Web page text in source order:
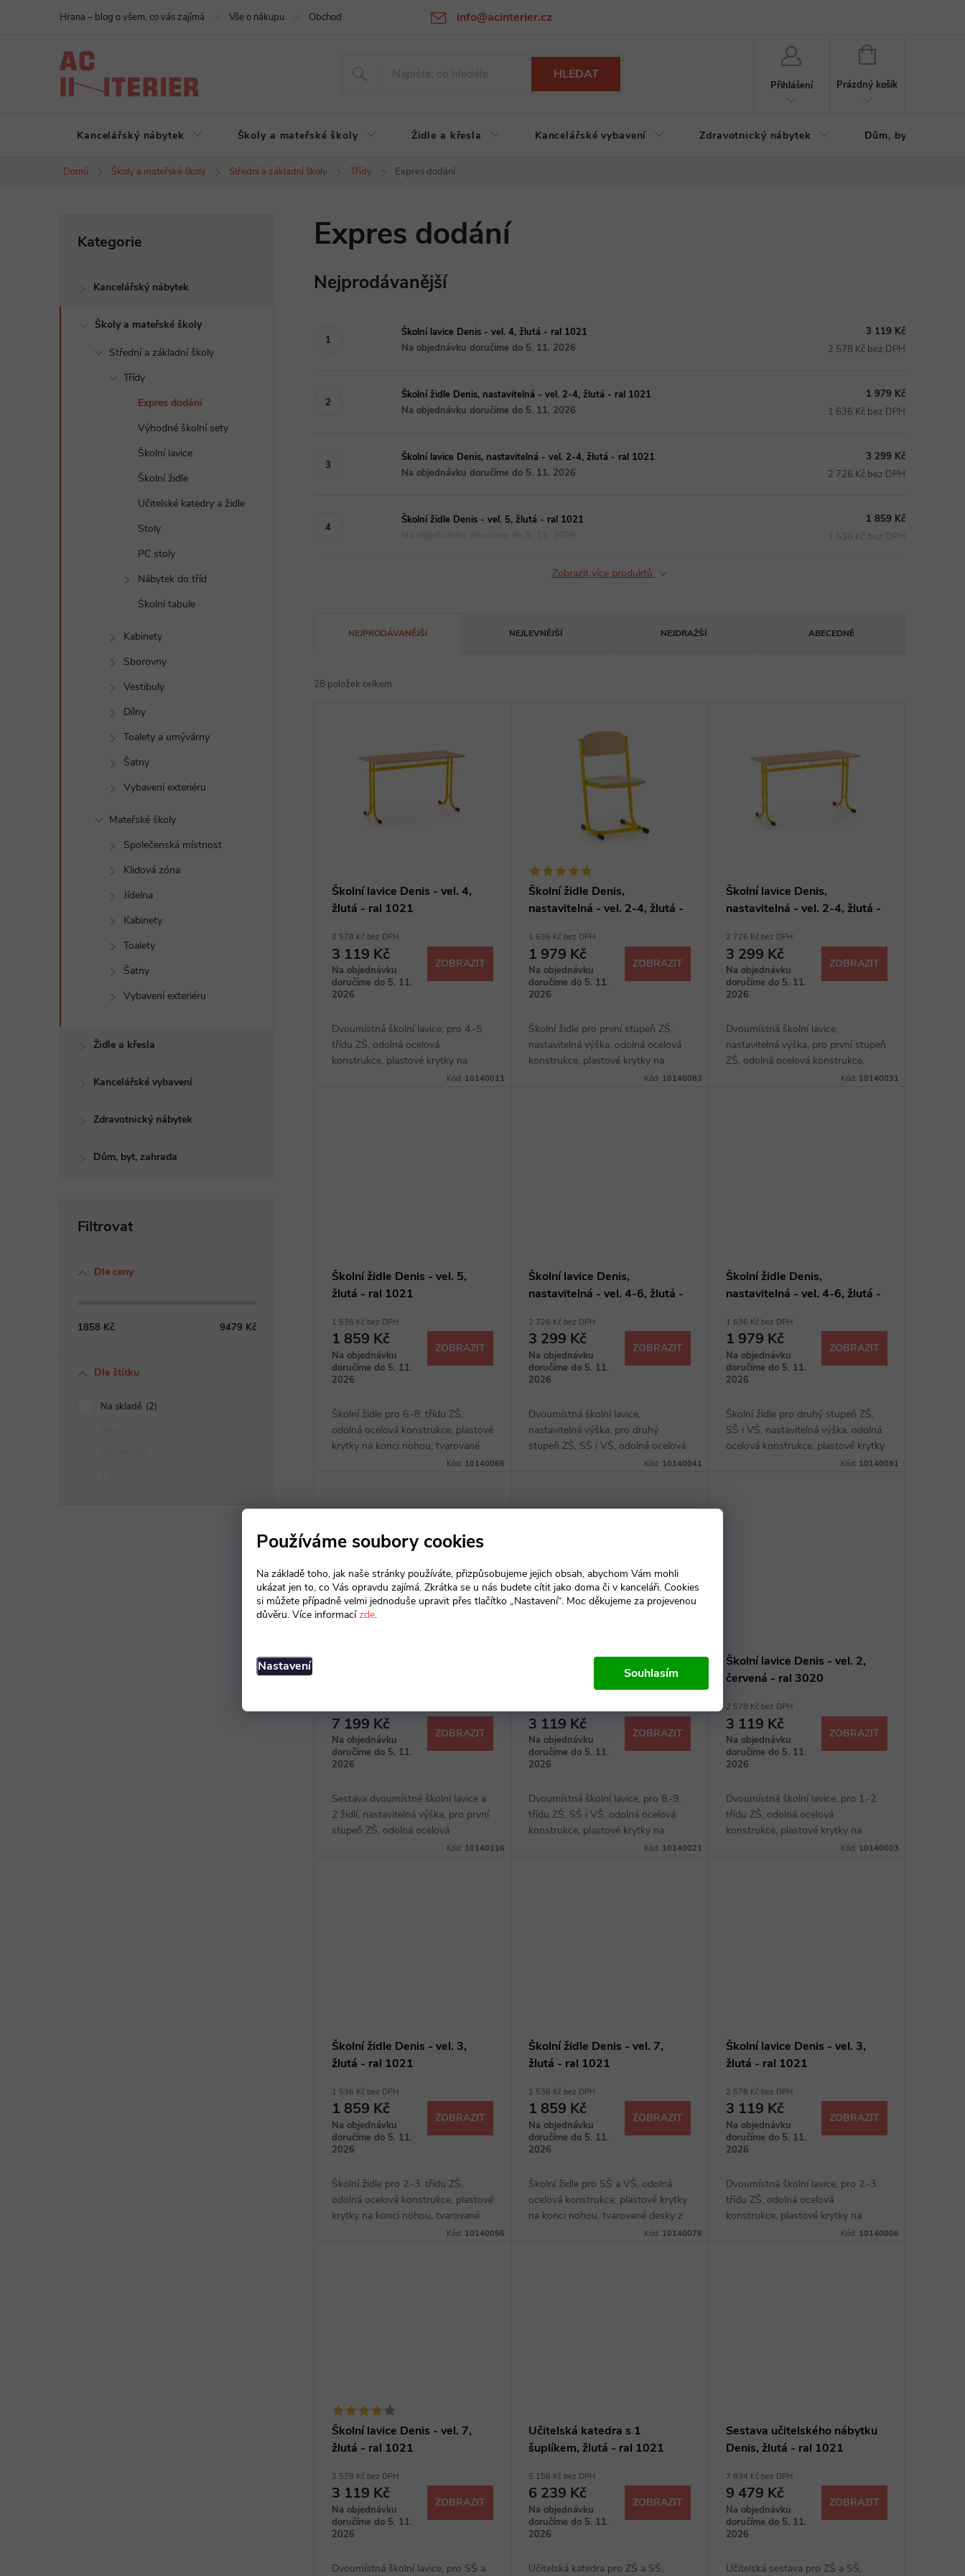
Používáme soubory cookies
Na základě toho, jak naše stránky používáte, přizpůsobujeme jejich obsah, abychom Vám mohli
ukázat jen to, co Vás opravdu zajímá. Zkrátka se u nás budete cítit jako doma či v kanceláři. Cookies
si můžete případně velmi jednoduše upravit přes tlačítko „Nastavení“. Moc děkujeme za projevenou
důvěru. Více informacízde.
Nastavení Souhlasím
info@acinterier.cz
Hrana – blog o všem, co vás zajímá Vše o nákupu Obchodní podmínky Ochrana osobních údajů Atypická výroba na zakázku
HLEDAT
Přihlášení
NÁKUPNÍ
Prázdný košík
Kancelářský nábytek Školy a mateřské školy Židle a křesla Kancelářské vybavení Zdravotnický nábytek Dům, byt, zahrada
Domů Školy a mateřské školy Střední a základní školy Třídy Expres dodání
s
kategorie
Kategorie
Kancelářský nábytek
Školy a mateřské školy
Střední a základní školy
Třídy
Expres dodání
Výhodné školní sety
Školní lavice
Školní židle
Učitelské katedry a židle
Stoly
PC stoly
Nábytek do tříd
Školní tabule
Kabinety
Sborovny
Vestibuly
Dílny
Toalety a umývárny
Šatny
Vybavení exteriéru
Mateřské školy
Společenská místnost
Klidová zóna
Jídelna
Kabinety
Toalety
Šatny
Vybavení exteriéru
Židle a křesla
Kancelářské vybavení
Zdravotnický nábytek
Dům, byt, zahrada
Dle ceny
1858 Kč 9479 Kč
Dle štítku
Na skladě
2
Expres dodání
Nejprodávanější
Školní lavice Denis - vel. 4, žlutá - ral 1021
Na objednávku doručíme do 5. 11. 2026
3 119 Kč
2 578 Kč bez DPH
Školní židle Denis, nastavitelná - vel. 2-4, žlutá - ral 1021
Na objednávku doručíme do 5. 11. 2026
1 979 Kč
1 636 Kč bez DPH
Školní lavice Denis, nastavitelná - vel. 2-4, žlutá - ral 1021
Na objednávku doručíme do 5. 11. 2026
3 299 Kč
2 726 Kč bez DPH
Školní židle Denis - vel. 5, žlutá - ral 1021
1 859 Kč
1 536 Kč bez DPH
Zobrazit více produktů
NEJPRODÁVANĚJŠÍ NEJLEVNĚJŠÍ NEJDRAŽŠÍ ABECEDNĚ
28 položek celkem
Školní lavice Denis - vel. 4,
žlutá - ral 1021
2 578 Kč bez DPH
3 119 Kč
Na objednávku
doručíme do 5. 11.
2026
ZOBRAZIT
Dvoumístná školní lavice, pro 4.-5.
třídu ZŠ, odolná ocelová
konstrukce, plastové krytky na
konci nohou, deska z laminované
Kód: 10140011
Školní židle Denis,
nastavitelná - vel. 2-4, žlutá -
1 636 Kč bez DPH
1 979 Kč
Na objednávku
doručíme do 5. 11.
2026
ZOBRAZIT
Školní židle pro první stupeň ZŠ,
nastavitelná výška, odolná ocelová
konstrukce, plastové krytky na
konci nohou, tvarované desky z
Kód: 10140083
Školní lavice Denis,
nastavitelná - vel. 2-4, žlutá -
2 726 Kč bez DPH
3 299 Kč
Na objednávku
doručíme do 5. 11.
2026
ZOBRAZIT
Dvoumístná školní lavice,
nastavitelná výška, pro první stupeň
ZŠ, odolná ocelová konstrukce,
plastové krytky na konci nohou,
Kód: 10140031
Školní židle Denis - vel. 5,
žlutá - ral 1021
1 536 Kč bez DPH
1 859 Kč
Na objednávku
doručíme do 5. 11.
2026
ZOBRAZIT
Školní židle pro 6.-8. třídu ZŠ,
odolná ocelová konstrukce, plastové
krytky na konci nohou, tvarované
desky z bukové překližky, možnost
Kód: 10140066
Školní lavice Denis,
nastavitelná - vel. 4-6, žlutá -
2 726 Kč bez DPH
3 299 Kč
Na objednávku
doručíme do 5. 11.
2026
ZOBRAZIT
Dvoumístná školní lavice,
nastavitelná výška, pro druhý
stupeň ZŠ, SŠ i VŠ, odolná ocelová
konstrukce, plastové krytky na
Kód: 10140041
Školní židle Denis,
nastavitelná - vel. 4-6, žlutá -
1 636 Kč bez DPH
1 979 Kč
Na objednávku
doručíme do 5. 11.
2026
ZOBRAZIT
Školní židle pro druhý stupeň ZŠ,
SŠ i VŠ, nastavitelná výška, odolná
ocelová konstrukce, plastové krytky
na konci nohou, tvarované desky z
Kód: 10140091
7 199 Kč
Na objednávku
doručíme do 5. 11.
2026
ZOBRAZIT
Sestava dvoumístné školní lavice a
2 židlí, nastavitelná výška, pro první
stupeň ZŠ, odolná ocelová
konstrukce, plastové krytky na
Kód: 10140116
Školní lavice Denis - vel. 6,
3 119 Kč
Na objednávku
doručíme do 5. 11.
2026
ZOBRAZIT
Dvoumístná školní lavice, pro 8.-9.
třídu ZŠ, SŠ i VŠ, odolná ocelová
konstrukce, plastové krytky na
konci nohou, deska z laminované
Kód: 10140021
Školní lavice Denis - vel. 2,
červená - ral 3020
2 578 Kč bez DPH
3 119 Kč
Na objednávku
doručíme do 5. 11.
2026
ZOBRAZIT
Dvoumístná školní lavice, pro 1.-2.
třídu ZŠ, odolná ocelová
konstrukce, plastové krytky na
konci nohou, deska z laminované
Kód: 10140003
Školní židle Denis - vel. 3,
žlutá - ral 1021
1 536 Kč bez DPH
1 859 Kč
Na objednávku
doručíme do 5. 11.
2026
ZOBRAZIT
Školní židle pro 2.-3. třídu ZŠ,
odolná ocelová konstrukce, plastové
krytky na konci nohou, tvarované
desky z bukové překližky, možnost
Kód: 10140056
Školní židle Denis - vel. 7,
žlutá - ral 1021
1 536 Kč bez DPH
1 859 Kč
Na objednávku
doručíme do 5. 11.
2026
ZOBRAZIT
Školní židle pro SŠ a VŠ, odolná
ocelová konstrukce, plastové krytky
na konci nohou, tvarované desky z
bukové překližky, možnostKód: 10140076
Školní lavice Denis - vel. 3,
žlutá - ral 1021
2 578 Kč bez DPH
3 119 Kč
Na objednávku
doručíme do 5. 11.
2026
ZOBRAZIT
Dvoumístná školní lavice, pro 2.-3.
třídu ZŠ, odolná ocelová
konstrukce, plastové krytky na
konci nohou, deska z laminované
Kód: 10140006
Školní lavice Denis - vel. 7,
žlutá - ral 1021
2 578 Kč bez DPH
3 119 Kč
Na objednávku
doručíme do 5. 11.
2026
ZOBRAZIT
Dvoumístná školní lavice, pro SŠ a
Učitelská katedra s 1
šuplíkem, žlutá - ral 1021
5 156 Kč bez DPH
6 239 Kč
Na objednávku
doručíme do 5. 11.
2026
ZOBRAZIT
Učitelská katedra pro ZŠ a SŠ,
Sestava učitelského nábytku
Denis, žlutá - ral 1021
7 834 Kč bez DPH
9 479 Kč
Na objednávku
doručíme do 5. 11.
2026
ZOBRAZIT
Učitelská sestava pro ZŠ a SŠ,